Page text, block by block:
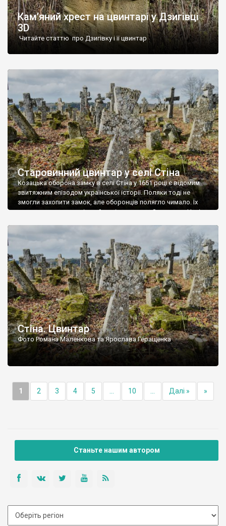
Кам’яний хрест на цвинтарі у Дзигівці
3D
Читайте статтю про Дзигівку і її цвинтар
Старовинний цвинтар у селі Стіна
Козацька оборона замку в селі Стіна у 1651 році є відомим
звитяжним епізодом української історії. Поляки тоді не
змогли захопити замок, але оборонців полягло чимало. Їх
поховали на цвинтарі, який тоді називався Замковим. Нині на
ньому чимало хрестів 19 століття, є такі, де епітафії стер […]
Стіна. Цвинтар
Фото Романа Маленкова та Ярослава Геращенка
1 2 3 4 5 10 Далі » »
Станьте нашим автором